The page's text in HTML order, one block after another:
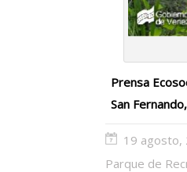
Prensa
San
19 agosto,
Parque de